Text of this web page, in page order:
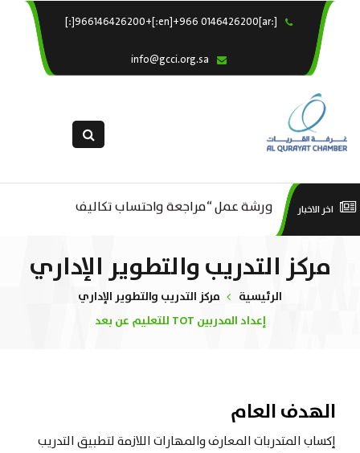
[:ar]966146426200+[:en]+966 0146426200[:] ×
خدماتنا
التقديم الالكترونى
اخر الاخبار
ورشة عمل “مراجعة واحتساب تكاليف
لقطاع الترفيه – الثقافة – السياحة”
مركز التدريب والتطوير الإداري
الرئيسية
مركز التدريب والتطوير الإداري
إعداد المدربين TOT للتعليم عن بعد
الهدف العام
إكساب المتدربات المعارف والمهارات اللازمة لتطبيق التدريب